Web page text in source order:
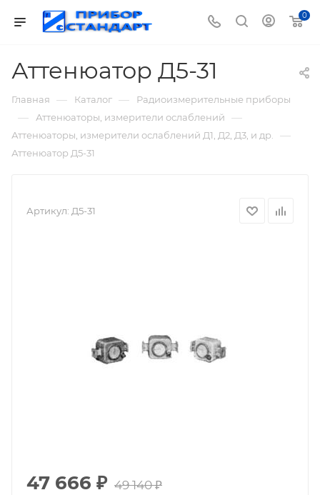
0
Аттенюатор Д5-31
Главная — Каталог — Радиоизмерительные приборы
— Аттенюаторы, измерители ослаблений —
Аттенюаторы, измерители ослаблений Д1, Д2, Д3, и др. —
Аттенюатор Д5-31
Артикул: Д5-31
47 666 ₽ 49 140₽